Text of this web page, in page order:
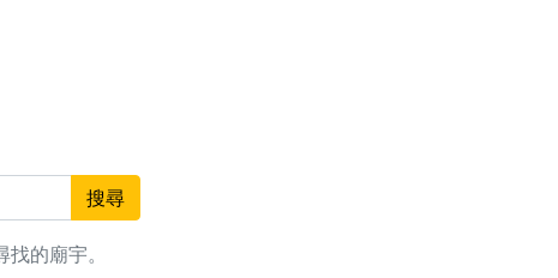
搜尋
的廟宇。